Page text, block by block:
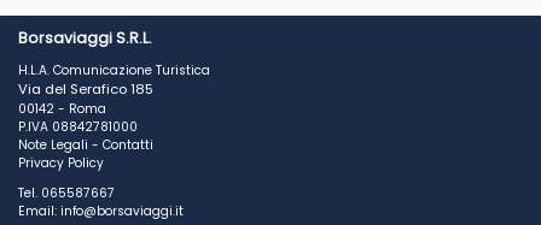
CAMERE
314 camere dislocate in 9 riad di cui uno Privilege (con supplemento):
254 doppie o triple (massima occupazione 2 adulti e 2 bambini o 3
adulti) e 60 quadruple composte da 2 divani letto e 1 letto
matrimoniale (massima occupazione 2 adulti e 3 bambini o 3 adulti
ed 1 bambino). Dotate di telefono, aria condizionata, asciugacapelli,
terrazza o balcone, minifrigo, TV LCD. A pagamento: cassetta di
sicurezza. Il riad Privilege, solo per adulti, prevede inoltre: cassetta di
sicurezza gratuita, punto ristoro dedicato, piscina privata e 1
hammam gratuito a persona a soggiorno (massima occupazione 3
adulti); dispongono (con supplemento) di soft drink all’interno del
Borsaviaggi S.R.L.
H.L.A. Comunicazione Turistica
Via del Serafico 185
00142 - Roma
P.IVA 08842781000
Note Legali - Contatti
Privacy Policy
Tel. 065587667
Email: info@borsaviaggi.it